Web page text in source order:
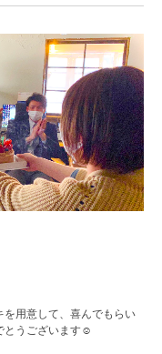
用意して、喜んでもらい
とうございます☺